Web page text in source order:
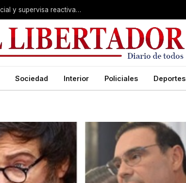
Valdés acelera el blindaje hídrico en el Sur provincial y supervisa reactivación de ruta
Sociedad Interior Policiales Deportes